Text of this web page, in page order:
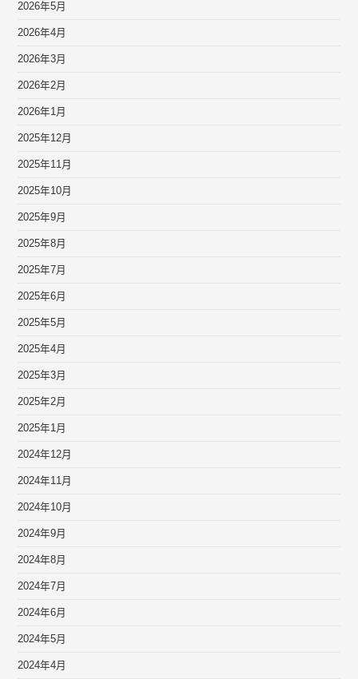
2026年5月
2026年4月
2026年3月
2026年2月
2026年1月
2025年12月
2025年11月
2025年10月
2025年9月
2025年8月
2025年7月
2025年6月
2025年5月
2025年4月
2025年3月
2025年2月
2025年1月
2024年12月
2024年11月
2024年10月
2024年9月
2024年8月
2024年7月
2024年6月
2024年5月
2024年4月